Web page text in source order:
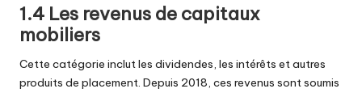
1.4 Les revenus de capitaux
mobiliers
Cette catégorie inclut les dividendes, les intérêts et autres
produits de placement. Depuis 2018, ces revenus sont soumis